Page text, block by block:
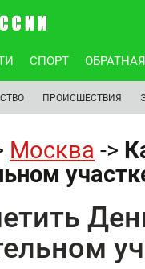
СПОРТ
ПРОИСШЕСТВИЯ
Москва ->